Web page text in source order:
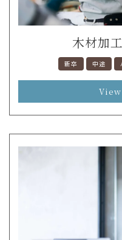
木材加
新卒 中途